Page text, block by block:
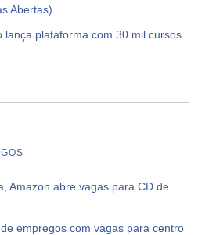
Abertas)
lança plataforma com 30 mil cursos
Amazon abre vagas para CD de
empregos com vagas para centro